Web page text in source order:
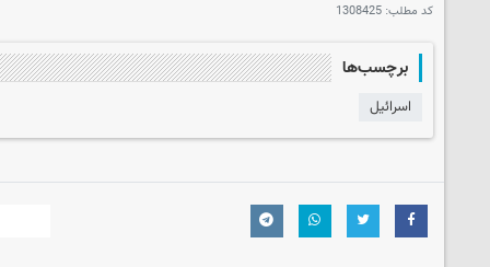
کد مطلب: 1308425
برچسب‌ها
اسرائیل